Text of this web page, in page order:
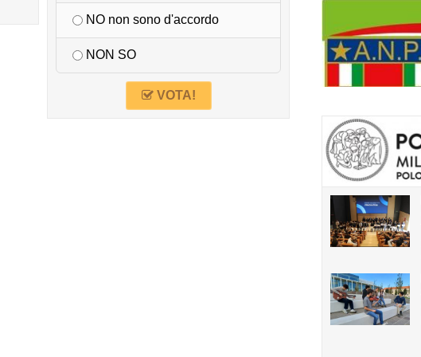
NO non sono d'accordo
NON SO
VOTA!